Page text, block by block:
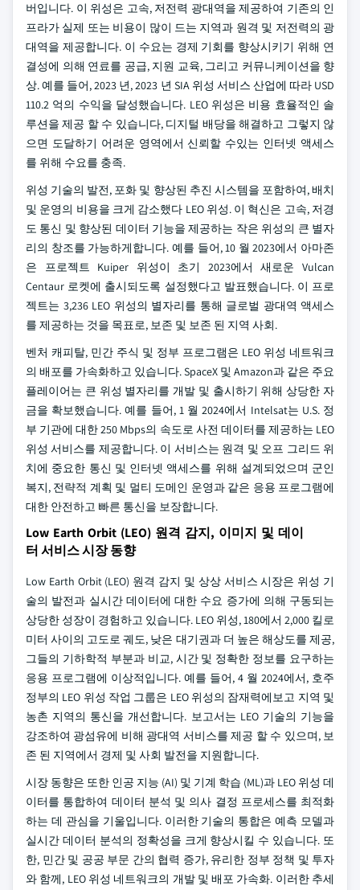
버입니다. 이 위성은 고속, 저전력 광대역을 제공하여 기존의 인
프라가 실제 또는 비용이 많이 드는 지역과 원격 및 저전력의 광
대역을 제공합니다. 이 수요는 경제 기회를 향상시키기 위해 연
결성에 의해 연료를 공급, 지원 교육, 그리고 커뮤니케이션을 향
상. 예를 들어, 2023 년, 2023 년 SIA 위성 서비스 산업에 따라 USD
110.2 억의 수익을 달성했습니다. LEO 위성은 비용 효율적인 솔
루션을 제공 할 수 있습니다, 디지털 배당을 해결하고 그렇지 않
으면 도달하기 어려운 영역에서 신뢰할 수있는 인터넷 액세스
를 위해 수요를 충족.
위성 기술의 발전, 포화 및 향상된 추진 시스템을 포함하여, 배치
및 운영의 비용을 크게 감소했다 LEO 위성. 이 혁신은 고속, 저경
도 통신 및 향상된 데이터 기능을 제공하는 작은 위성의 큰 별자
리의 창조를 가능하게합니다. 예를 들어, 10 월 2023에서 아마존
은 프로젝트 Kuiper 위성이 초기 2023에서 새로운 Vulcan
Centaur 로켓에 출시되도록 설정했다고 발표했습니다. 이 프로
젝트는 3,236 LEO 위성의 별자리를 통해 글로벌 광대역 액세스
를 제공하는 것을 목표로, 보존 및 보존 된 지역 사회.
벤처 캐피탈, 민간 주식 및 정부 프로그램은 LEO 위성 네트워크
의 배포를 가속화하고 있습니다. SpaceX 및 Amazon과 같은 주요
플레이어는 큰 위성 별자리를 개발 및 출시하기 위해 상당한 자
금을 확보했습니다. 예를 들어, 1 월 2024에서 Intelsat는 U.S. 정
부 기관에 대한 250 Mbps의 속도로 사전 데이터를 제공하는 LEO
위성 서비스를 제공합니다. 이 서비스는 원격 및 오프 그리드 위
치에 중요한 통신 및 인터넷 액세스를 위해 설계되었으며 군인
복지, 전략적 계획 및 멀티 도메인 운영과 같은 응용 프로그램에
대한 안전하고 빠른 통신을 보장합니다.
Low Earth Orbit (LEO) 원격 감지, 이미지 및 데이
터 서비스 시장 동향
Low Earth Orbit (LEO) 원격 감지 및 상상 서비스 시장은 위성 기
술의 발전과 실시간 데이터에 대한 수요 증가에 의해 구동되는
상당한 성장이 경험하고 있습니다. LEO 위성, 180에서 2,000 킬로
미터 사이의 고도로 궤도, 낮은 대기권과 더 높은 해상도를 제공,
그들의 기하학적 부분과 비교, 시간 및 정확한 정보를 요구하는
응용 프로그램에 이상적입니다. 예를 들어, 4 월 2024에서, 호주
정부의 LEO 위성 작업 그룹은 LEO 위성의 잠재력에보고 지역 및
농촌 지역의 통신을 개선합니다. 보고서는 LEO 기술의 기능을
강조하여 광섬유에 비해 광대역 서비스를 제공 할 수 있으며, 보
존 된 지역에서 경제 및 사회 발전을 지원합니다.
시장 동향은 또한 인공 지능 (AI) 및 기계 학습 (ML)과 LEO 위성 데
이터를 통합하여 데이터 분석 및 의사 결정 프로세스를 최적화
하는 데 관심을 기울입니다. 이러한 기술의 통합은 예측 모델과
실시간 데이터 분석의 정확성을 크게 향상시킬 수 있습니다. 또
한, 민간 및 공공 부문 간의 협력 증가, 유리한 정부 정책 및 투자
와 함께, LEO 위성 네트워크의 개발 및 배포 가속화. 이러한 추세